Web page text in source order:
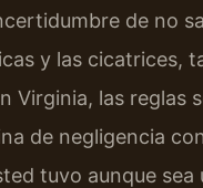
de no
y las cicatrices,
Virginia, las reglas
de negligencia
tuvo aunque sea